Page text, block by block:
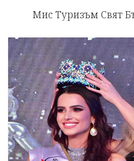
Мис Туризъм Свят